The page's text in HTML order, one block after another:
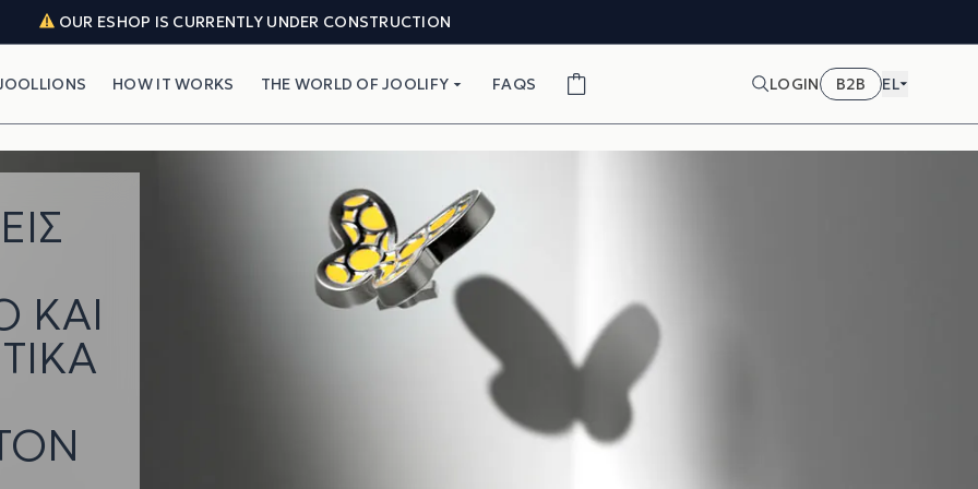
OUR ESHOP IS CURRENTLY UNDER CONSTRUCTION
HOW IT WORKS THE WORLD OF JOOLIFY FAQS LOGIN B2B EL
ΚΑΙ